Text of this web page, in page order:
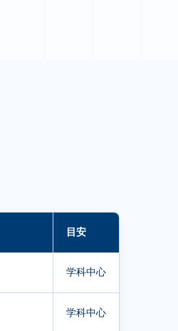
目安
学科中心
学科中心